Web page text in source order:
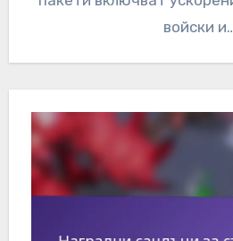
войски